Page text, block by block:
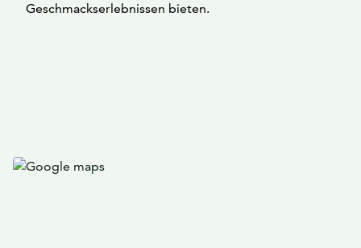
Geschmackserlebnissen bieten.